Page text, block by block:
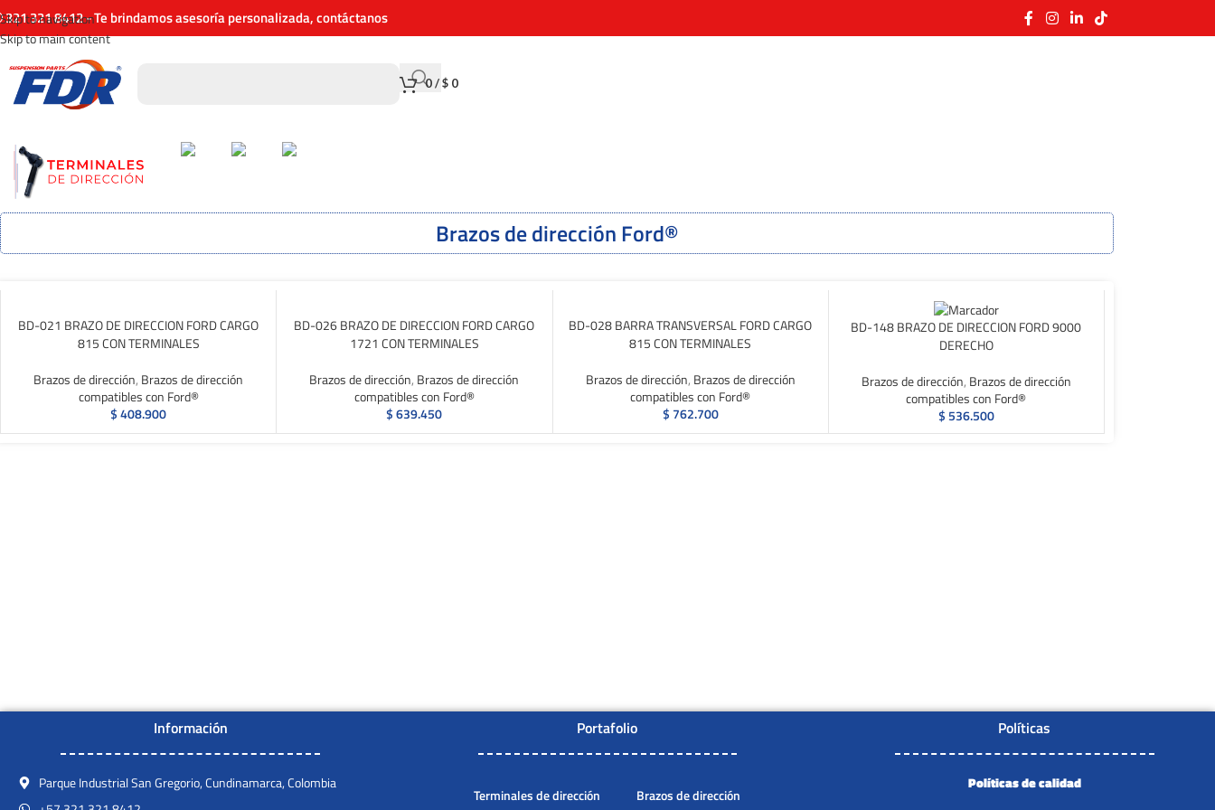
Skip to navigation
Skip to main content
321 321 8412 - Te brindamos asesoría personalizada, contáctanos
0/ $ 0
Brazos de dirección Ford®
BD-021 BRAZO DE DIRECCION FORD CARGO
815 CON TERMINALES
Brazos de dirección, Brazos de dirección
compatibles con Ford®
$408.900
BD-026 BRAZO DE DIRECCION FORD CARGO
1721 CON TERMINALES
Brazos de dirección, Brazos de dirección
compatibles con Ford®
$639.450
BD-028 BARRA TRANSVERSAL FORD CARGO
815 CON TERMINALES
Brazos de dirección, Brazos de dirección
compatibles con Ford®
$ 762.700
BD-148 BRAZO DE DIRECCION FORD 9000
DERECHO
Brazos de dirección, Brazos de dirección
compatibles con Ford®
$536.500
Información
Parque Industrial San Gregorio, Cundinamarca, Colombia
Portafolio
Terminales de dirección Brazos de dirección
Políticas
Políticas de calidad